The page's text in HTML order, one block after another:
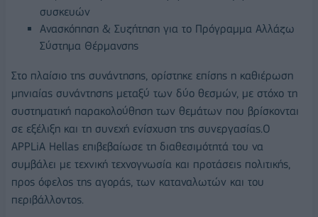
συσκευών
Ανασκόπηση & Συζήτηση για το Πρόγραμμα Αλλάζω
Σύστημα Θέρμανσης
Στο πλαίσιο της συνάντησης, ορίστηκε επίσης η καθιέρωση
μηνιαίας συνάντησης μεταξύ των δύο θεσμών, με στόχο τη
συστηματική παρακολούθηση των θεμάτων που βρίσκονται
σε εξέλιξη και τη συνεχή ενίσχυση της συνεργασίας.Ο
APPLiA Hellas επιβεβαίωσε τη διαθεσιμότητά του να
συμβάλει με τεχνική τεχνογνωσία και προτάσεις πολιτικής,
προς όφελος της αγοράς, των καταναλωτών και του
περιβάλλοντος.